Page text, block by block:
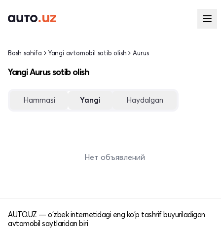
Bosh sahifa Yangi avtomobil sotib olish Aurus
Yangi Aurus sotib olish
Hammasi Yangi Haydalgan
Нет объявлений
AUTO.UZ — o'zbek internetidagi eng ko'p tashrif buyuriladigan
avtomobil saytlaridan biri